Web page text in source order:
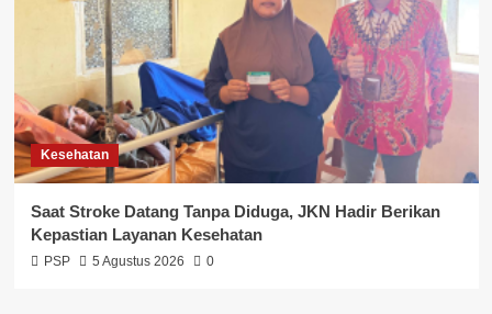
Kesehatan
Saat Stroke Datang Tanpa Diduga, JKN Hadir Berikan
Kepastian Layanan Kesehatan
PSP 5 Agustus 2026 0